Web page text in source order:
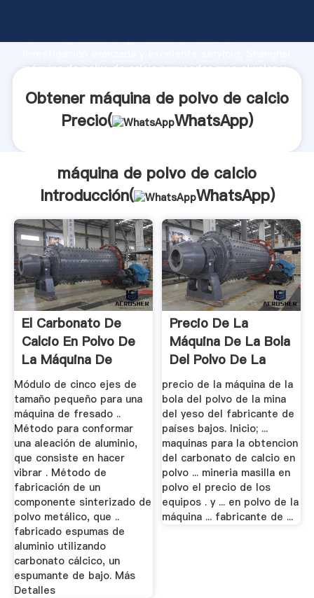
fuerte capacidad de producción, fuerza de
máquina de polvo de calcio proveedor crea el valor y
Obtener máquina de polvo de calcio
Precio(
WhatsApp)
máquina de polvo de calcio
Introducción(
WhatsApp)
El Carbonato De
Calcio En Polvo De
La Máquina De
Fresado
Módulo de cinco ejes de
tamaño pequeño para una
máquina de fresado ..
Método para conformar
una aleación de aluminio,
que consiste en hacer
vibrar . Método de
fabricación de un
componente sinterizado de
polvo metálico, que ..
fabricado espumas de
aluminio utilizando
carbonato cálcico, un
espumante de bajo. Más
Detalles
Precio De La
Máquina De La Bola
Del Polvo De La
Mina Del ...
precio de la máquina de la
bola del polvo de la mina
del yeso del fabricante de
países bajos. Inicio; ...
maquinas para la obtencion
del carbonato de calcio en
polvo ... mineria masilla en
polvo el precio de los
equipos . y ... en polvo de la
máquina ... fabricante de ...